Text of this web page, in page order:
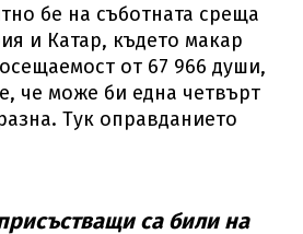
бе на съботната среща
и Катар, където макар
от 67 966 души,
че може би една четвърт
Tук оправданието
са били на